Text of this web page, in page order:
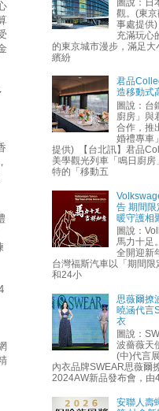
觀。(東
事處提供)
充滿玩心
的東京城市漫步，滿足大
繽紛
君品
造移動式
圖說：台
廚房」與
合作，推
婚禮專車
提供) 【台北訊】君品
美學觀光列車「鳴日廚
特的「移動五
告 期間限
暖守護相
圖說：
馬力十足
全開迎新
台灣福斯汽車以「期間限
和24小
思薇爾撩
曉涵代言
衣
圖說：
波薔薇天
(中)代言
內衣品牌SWEAR思薇爾
2024AW新品發布會，由
安聯人壽